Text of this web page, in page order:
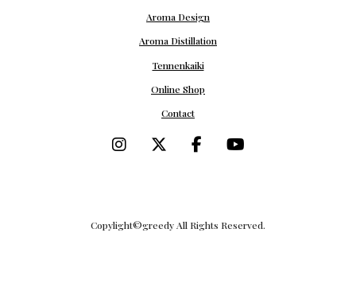
Aroma Design
Aroma Distillation
Tennenkaiki
Online Shop
Contact
Copylight©︎greedy All Rights Reserved.